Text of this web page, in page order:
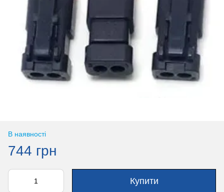
В наявності
744 грн
Купити